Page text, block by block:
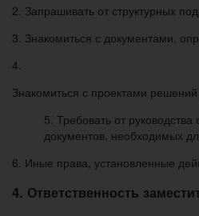
2. Запрашивать от структурных
3. Знакомиться с документами,
4.
Знакомиться с проектами
5. Требовать от
документов, необходимых
6. Иные права, установленные
4. Ответственность